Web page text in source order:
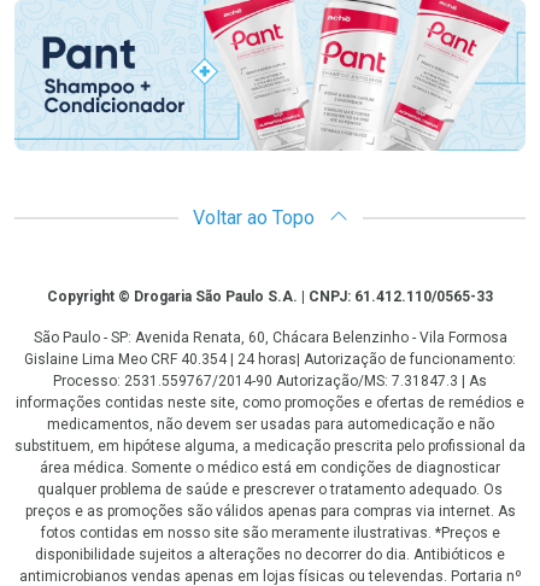
Voltar ao Topo
CopyrightCopyright © Drogaria São Paulo S.A. | CNPJ: 61.412.110/0565-33
São Paulo - SP: Avenida Renata, 60, Chácara Belenzinho - Vila Formosa
Gislaine Lima Meo CRF 40.354 | 24 horas| Autorização de funcionamento:
Processo: 2531.559767/2014-90 Autorização/MS: 7.31847.3 | As
informações contidas neste site, como promoções e ofertas de remédios e
medicamentos, não devem ser usadas para automedicação e não
substituem, em hipótese alguma, a medicação prescrita pelo profissional da
área médica. Somente o médico está em condições de diagnosticar
qualquer problema de saúde e prescrever o tratamento adequado. Os
preços e as promoções são válidos apenas para compras via internet. As
fotos contidas em nosso site são meramente ilustrativas. *Preços e
disponibilidade sujeitos a alterações no decorrer do dia. Antibióticos e
antimicrobianos vendas apenas em lojas físicas ou televendas. Portaria nº